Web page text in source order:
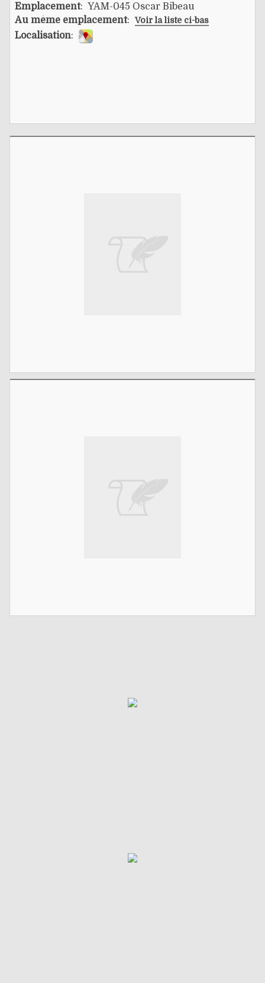
Emplacement: YAM-045 Oscar Bibeau
Au même emplacement: Voir la liste ci-bas
Localisation: